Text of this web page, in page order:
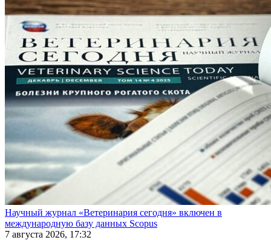
Научный журнал «Ветеринария сегодня» включен в
международную базу данных Scopus
7 августа 2026, 17:32